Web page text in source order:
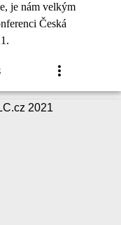
je nám velkým
Česká